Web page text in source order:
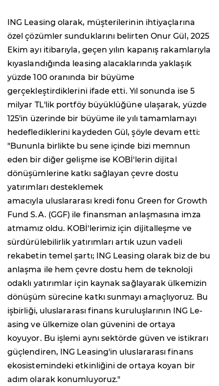
ING Leasing olarak, müşterilerinin ihtiyaçlarına
özel çözümler sunduklarını belirten Onur Gül, 2025
Ekim ayı itibarıyla, geçen yılın kapanış rakamlarıyla
kıyaslandığında leasing alacaklarında yaklaşık
yüzde 100 oranında bir büyüme
gerçekleştirdiklerini ifade etti. Yıl sonunda ise 5
milyar TL'lik portföy büyüklüğüne ulaşarak, yüzde
125'in üzerinde bir büyüme ile yılı tamamlamayı
hedeflediklerini kaydeden Gül, şöyle devam etti:
"Bununla birlikte bu sene içinde bizi memnun
eden bir diğer gelişme ise KOBİ'lerin dijital
dönüşümlerine katkı sağlayan çevre dostu
yatırımları desteklemek
amacıyla uluslararası kredi fonu Green for Growth
Fund S.A. (GGF) ile finansman anlaşmasına imza
atmamız oldu. KOBİ'lerimiz için dijitalleşme ve
sürdürülebilirlik yatırımları artık uzun vadeli
rekabetin temel şartı; ING Leasing olarak biz de bu
anlaşma ile hem çevre dostu hem de teknoloji
odaklı yatırımlar için kaynak sağlayarak ülkemizin
dönüşüm sürecine katkı sunmayı amaçlıyoruz. Bu
işbirliği, uluslararası finans kuruluşlarının ING Le-
asing ve ülkemize olan güvenini de ortaya
koyuyor. Bu işlemi aynı sektörde güven ve istikrarı
güçlendiren, ING Leasing'in uluslararası finans
ekosistemindeki etkinliğini de ortaya koyan bir
adım olarak konumluyoruz."